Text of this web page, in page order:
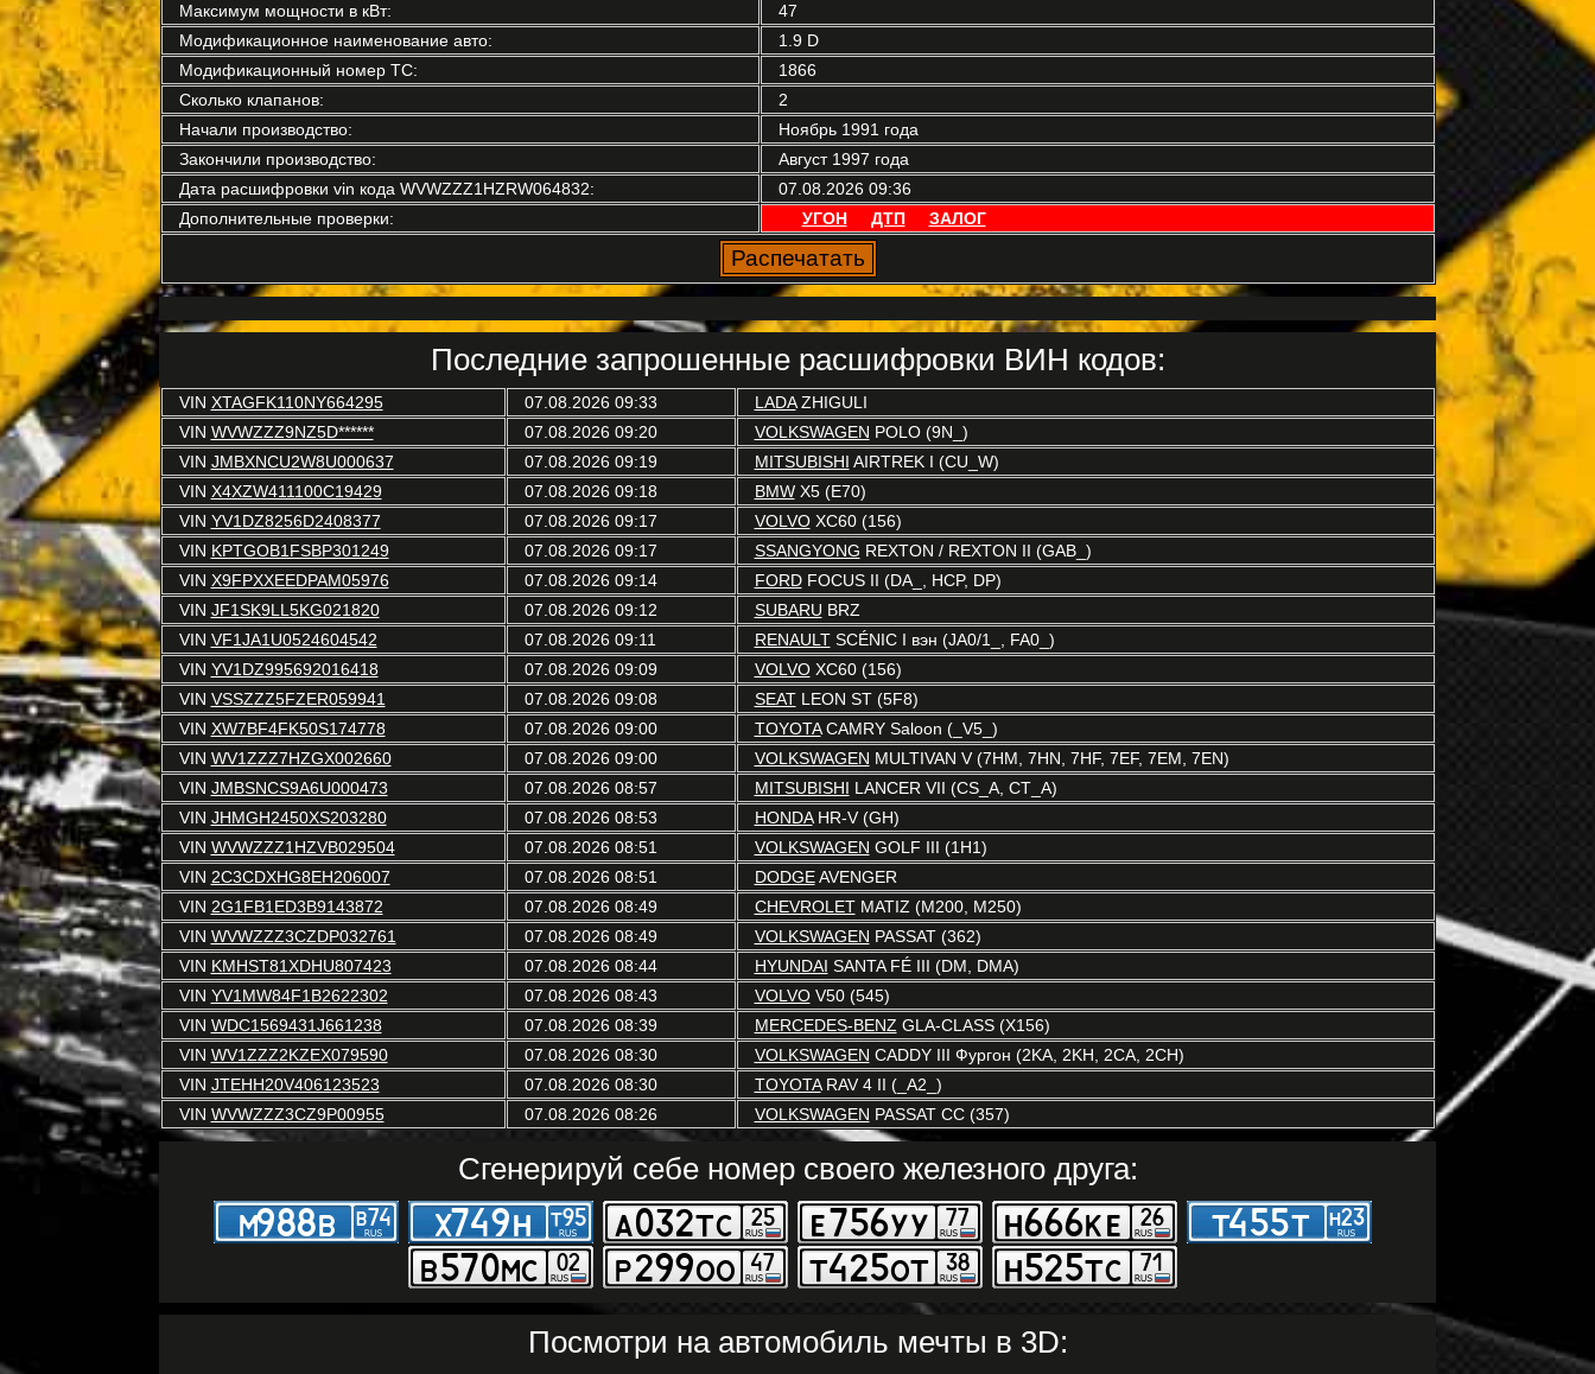
Максимум мощности в кВт:
47
Модификационное наименование авто:
1.9 D
Модификационный номер ТС:
1866
Сколько клапанов:
2
Начали производство:
Ноябрь 1991 года
Закончили производство:
Август 1997 года
Дата расшифровки vin кода WVWZZZ1HZRW064832:
07.08.2026 09:36
Дополнительные проверки:
УГОН ДТП ЗАЛОГ
Последние запрошенные расшифровки ВИН кодов:
VIN XTAGFK110NY664295 07.08.2026 09:33 LADAZHIGULI
VIN WVWZZZ9NZ5D****** 07.08.2026 09:20 VOLKSWAGEN POLO (9N_)
VIN JMBXNCU2W8U000637 07.08.2026 09:19 MITSUBISHI AIRTREK I (CU_W)
VIN X4XZW411100C19429 07.08.2026 09:18 BMWX5 (E70)
VIN YV1DZ8256D2408377 07.08.2026 09:17 VOLVOXC60 (156)
VIN KPTGOB1FSBP301249 07.08.2026 09:17 SSANGYONG REXTON / REXTON II (GAB_)
VIN X9FPXXEEDPAM05976 07.08.2026 09:14 FORDFOCUS II (DA_, HCP, DP)
VIN JF1SK9LL5KG021820 07.08.2026 09:12 SUBARU BRZ
VIN VF1JA1U0524604542 07.08.2026 09:11 RENAULTSCÉNIC I вэн (JA0/1_, FA0_)
VIN YV1DZ995692016418 07.08.2026 09:09 VOLVOXC60 (156)
VIN VSSZZZ5FZER059941 07.08.2026 09:08 SEATLEON ST (5F8)
VIN XW7BF4FK50S174778 07.08.2026 09:00 TOYOTACAMRY Saloon (_V5_)
VIN WV1ZZZ7HZGX002660 07.08.2026 09:00 VOLKSWAGEN MULTIVAN V (7HM, 7HN, 7HF, 7EF, 7EM, 7EN)
VIN JMBSNCS9A6U000473 07.08.2026 08:57 MITSUBISHI LANCER VII (CS_A, CT_A)
VIN JHMGH2450XS203280 07.08.2026 08:53 HONDAHR-V (GH)
VIN WVWZZZ1HZVB029504 07.08.2026 08:51 VOLKSWAGEN GOLF III (1H1)
VIN 2C3CDXHG8EH206007 07.08.2026 08:51 DODGEAVENGER
VIN 2G1FB1ED3B9143872 07.08.2026 08:49 CHEVROLETMATIZ (M200, M250)
VIN WVWZZZ3CZDP032761 07.08.2026 08:49 VOLKSWAGEN PASSAT (362)
VIN KMHST81XDHU807423 07.08.2026 08:44 HYUNDAI SANTA FÉ III (DM, DMA)
VIN YV1MW84F1B2622302 07.08.2026 08:43 VOLVOV50 (545)
VIN WDC1569431J661238 07.08.2026 08:39 MERCEDES-BENZ GLA-CLASS (X156)
VIN WV1ZZZ2KZEX079590 07.08.2026 08:30 VOLKSWAGEN CADDY III Фургон (2KA, 2KH, 2CA, 2CH)
VIN JTEHH20V406123523 07.08.2026 08:30 TOYOTARAV 4 II (_A2_)
VIN WVWZZZ3CZ9P00955 07.08.2026 08:26 VOLKSWAGEN PASSAT CC (357)
Сгенерируй себе номер своего железного друга:
Посмотри на автомобиль мечты в 3D: